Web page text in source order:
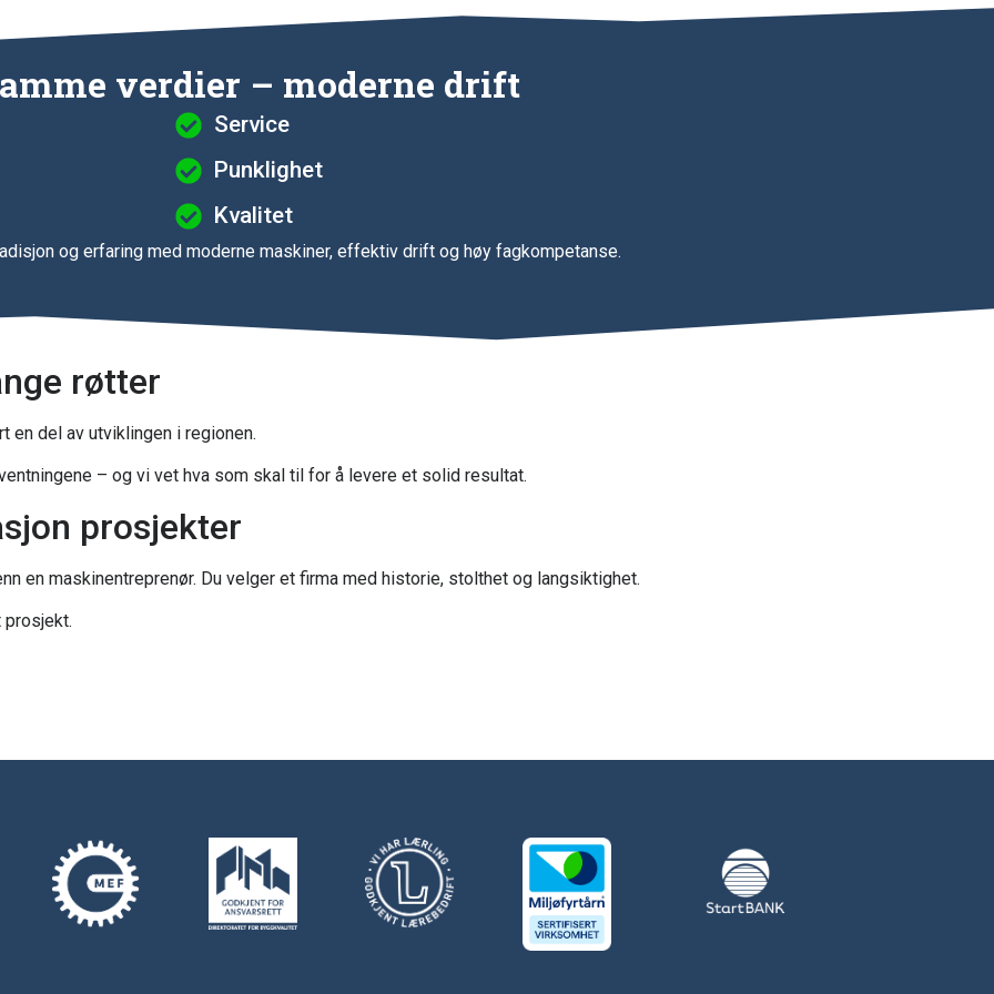
verdier – moderne drift
Service
Punklighet
Kvalitet
og erfaring med moderne maskiner, effektiv drift og høy fagkompetanse.
røtter
en del av utviklingen i regionen.
– og vi vet hva som skal til for å levere et solid resultat.
prosjekter
en maskinentreprenør. Du velger et firma med historie, stolthet og langsiktighet.
prosjekt.